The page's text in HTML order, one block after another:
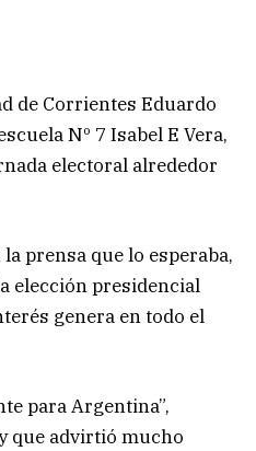
de Corrientes Eduardo
Nº 7 Isabel E Vera,
electoral alrededor
prensa que lo esperaba,
elección presidencial
genera en todo el
para Argentina”,
que advirtió mucho